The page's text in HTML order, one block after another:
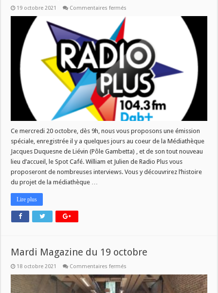
19 octobre 2021 Commentaires fermés
anniversaire
de
la
mediatheque
J.Duquesne
Lievin
Ce mercredi 20 octobre, dès 9h, nous vous proposons une émission
spéciale, enregistrée il y a quelques jours au coeur de la Médiathèque
Jacques Duquesne de Liévin (Pôle Gambetta) , et de son tout nouveau
lieu d’accueil, le Spot Café. William et Julien de Radio Plus vous
proposeront de nombreuses interviews. Vous y découvrirez l’histoire
du projet de la médiathèque …
Lire plus
Mardi Magazine du 19 octobre
18 octobre 2021 Commentaires fermés
Magazine
du
19